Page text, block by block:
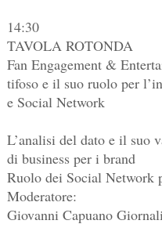
14:30
TAVOLA ROTONDA
Fan Engagement &
tifoso e il suo ruolo per
e Social Network
L’analisi del dato e il suo
di business per i brand
Ruolo dei Social Network
Moderatore:
Giovanni Capuano